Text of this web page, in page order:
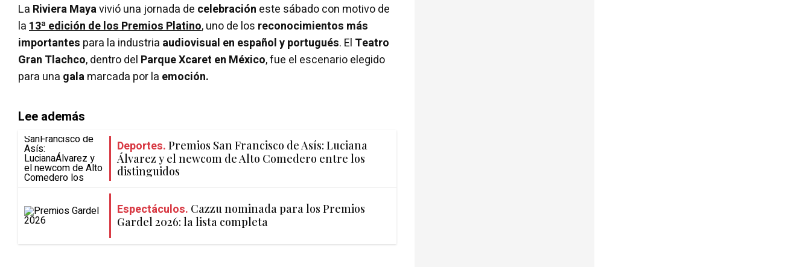
La Riviera Mayavivió una jornada de celebración este sábado con motivo de
la13ª edición de los Premios Platino, uno de los reconocimientos más
importantes para la industria audiovisual en español y portugués. El Teatro
Gran Tlachco, dentro del Parque Xcaret en México, fue el escenario elegido
para una galamarcada por la emoción.
Lee además
Deportes. Premios San Francisco de Asís: Luciana
Álvarez y el newcom de Alto Comedero entre los
distinguidos
Espectáculos. Cazzu nominada para los Premios
Gardel 2026: la lista completa